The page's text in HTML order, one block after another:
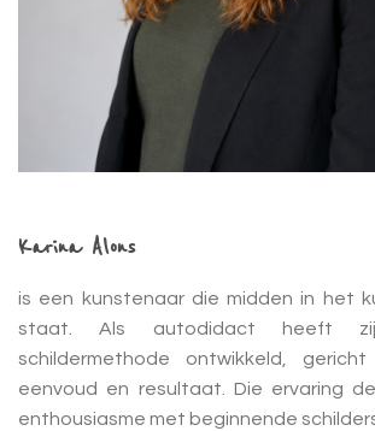
Karina Alons
is een kunstenaar die midden in het
staat. Als autodidact heeft
schildermethode ontwikkeld,
eenvoud en resultaat. Die ervaring
enthousiasme met beginnende